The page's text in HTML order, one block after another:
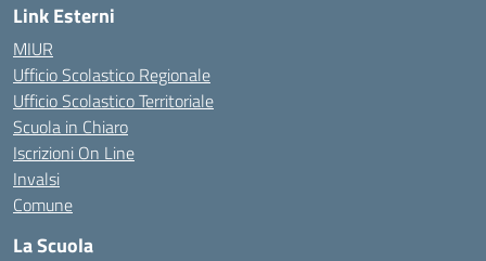
Link Esterni
MIUR
Ufficio Scolastico Regionale
Ufficio Scolastico Territoriale
Scuola in Chiaro
Iscrizioni On Line
Invalsi
Comune
La Scuola